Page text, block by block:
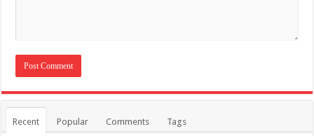
Recent Popular Comments Tags